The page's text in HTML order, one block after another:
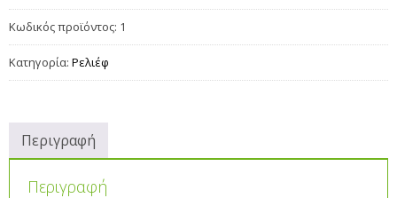
Κωδικός προϊόντος: 1
Κατηγορία: Ρελιέφ
Περιγραφή
Περιγραφή